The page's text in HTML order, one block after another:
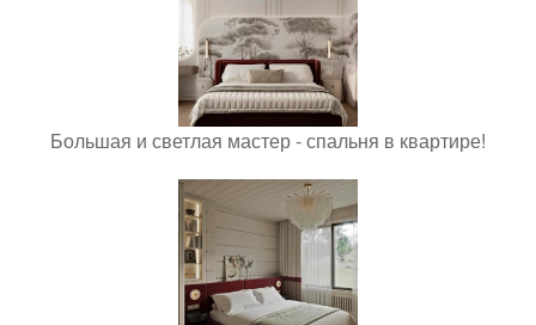
Большая и светлая мастер - спальня в квартире!